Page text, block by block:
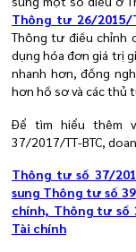
Thông tư 26/2015/
Thông tư điều chỉnh
dụng hóa đơn giá trị
nhanh hơn, đồng
hơn hồ sơ và các thủ
Để tìm hiểu thêm
37/2017/TT-BTC,
Thông tư số 37/
sung Thông tư số 39
chính, Thông tư số
Tài chính